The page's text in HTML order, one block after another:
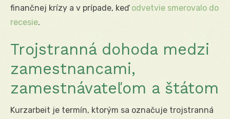
finančnej krízy a v prípade, keď odvetvie smerovalo do
recesie.
Trojstranná dohoda medzi
zamestnancami,
zamestnávateľom a štátom
Kurzarbeit je termín, ktorým sa označuje trojstranná